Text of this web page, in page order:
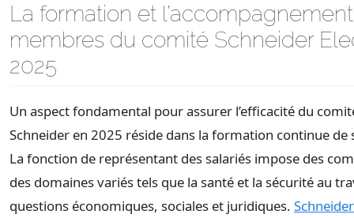
La formation et
membres du comité Schneider
2025
Un aspect fondamental pour assurer l’efficacité du
Schneider en 2025 réside dans la formation continue de
La fonction de représentant des salariés impose des
des domaines variés tels que la santé et la sécurité au
questions économiques, sociales et juridiques.